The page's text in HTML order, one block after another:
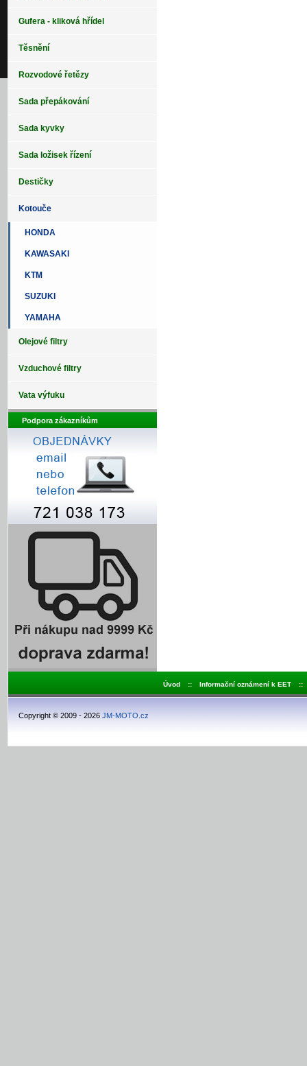
Gufera - kliková hřídel
Těsnění
Rozvodové řetězy
Sada přepákování
Sada kyvky
Sada ložisek řízení
Destičky
Kotouče
HONDA
KAWASAKI
KTM
SUZUKI
YAMAHA
Olejové filtry
Vzduchové filtry
Vata výfuku
Podpora zákazníkům
Úvod :: Informační oznámení k EET ::
Copyright © 2009 - 2026 JM-MOTO.cz